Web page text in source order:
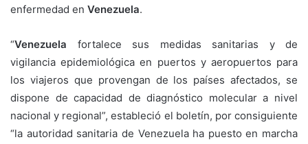
enfermedad en Venezuela.
“Venezuela fortalece sus medidas sanitarias y de
vigilancia epidemiológica en puertos y aeropuertos para
los viajeros que provengan de los países afectados, se
dispone de capacidad de diagnóstico molecular a nivel
nacional y regional”, estableció el boletín, por consiguiente
“la autoridad sanitaria de Venezuela ha puesto en marcha